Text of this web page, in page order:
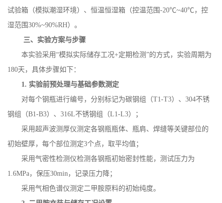
试验箱（模拟潮湿环境）、恒温恒湿箱（控温范围 -20℃~40℃，控
湿范围 30%~90%RH）。
三、实验方案与步骤
本实验采用“模拟实际储存工况+定期检测”的方式，实验周期为
180天，具体步骤如下：
1. 实验前预处理与基础参数测定
对每个钢瓶进行编号，分别标记为碳钢组（T1-T3）、 304不锈
钢组（B1-B3）、 316L不锈钢组（L1-L3）；
采用超声波测厚仪测定各钢瓶瓶体、瓶肩、焊缝等关键部位的
初始壁厚，每个部位测定3个点，取平均值；
采用气密性检测仪检测各钢瓶初始密封性能，测试压力为
1.6MPa，保压30min，记录压力降；
采用气相色谱仪测定二甲胺原料的初始纯度。